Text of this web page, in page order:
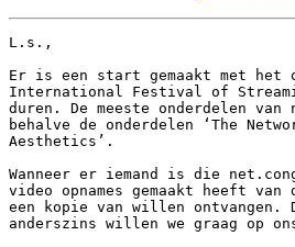
L.s.,
Er is een start gemaakt met het
International Festival of
duren. De meeste onderdelen
behalve de onderdelen ‘The
Aesthetics’.
Wanneer er iemand is die
video opnames gemaakt heeft
een kopie van willen
anderszins willen we graag op